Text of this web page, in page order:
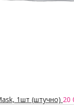
1шт (штучно) 20